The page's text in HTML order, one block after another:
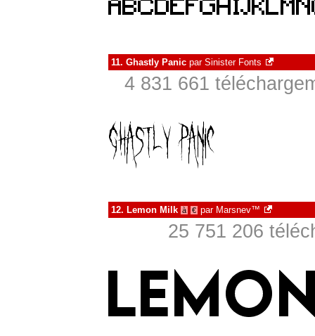
11. Ghastly Panic par Sinister Fonts
4 831 661
12. Lemon Milk à € par Marsnev™
25 751 206